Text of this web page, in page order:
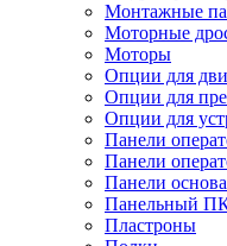
Монтажные
Моторные
Моторы
Опции для
Опции для
Опции для
Панели
Панели
Панели
Панельный
Пластроны